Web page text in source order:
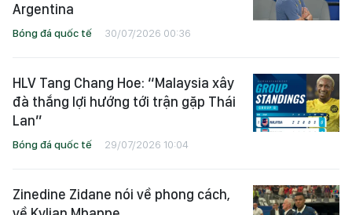
Argentina
Bóng đá quốc tế 30/07/2026 00:36
HLV Tang Chang Hoe: “Malaysia xây
đà thắng lợi hướng tới trận gặp Thái
Lan”
Bóng đá quốc tế 29/07/2026 10:04
Zinedine Zidane nói về phong cách,